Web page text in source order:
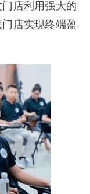
店利用强大的
店实现终端盈